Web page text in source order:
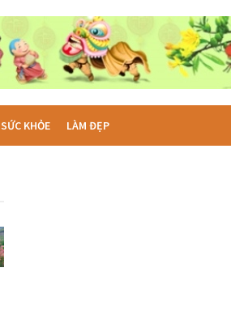
SỨC KHỎE LÀM ĐẸP